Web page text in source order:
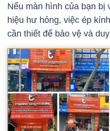
Nếu màn hình của bạn
hiệu hư hỏng, việc ép
cần thiết để bảo vệ và